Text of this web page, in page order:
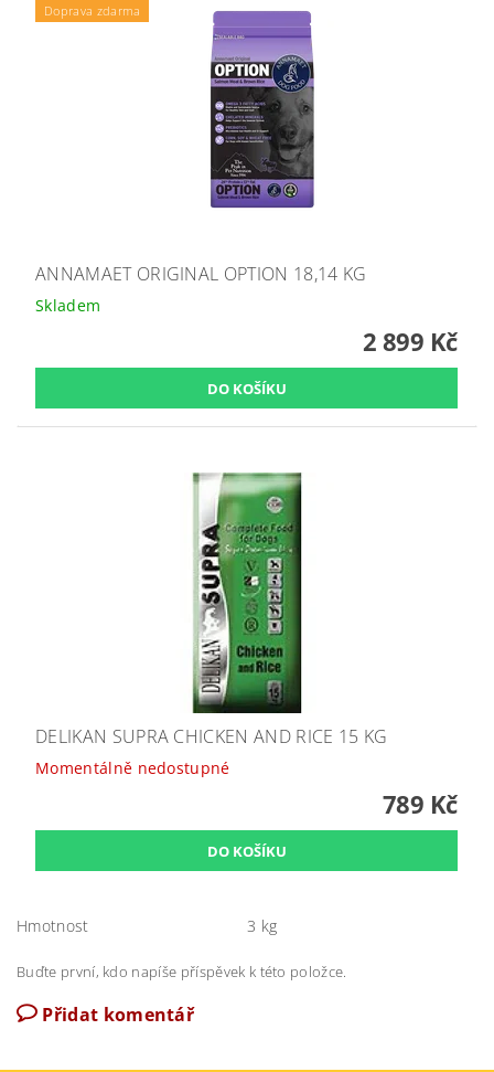
Doprava zdarma
ANNAMAET ORIGINAL OPTION 18,14 KG
Skladem
2 899 Kč
DELIKAN SUPRA CHICKEN AND RICE 15 KG
Momentálně nedostupné
789 Kč
Hmotnost 3 kg
Buďte první, kdo napíše příspěvek k této položce.
Přidat komentář